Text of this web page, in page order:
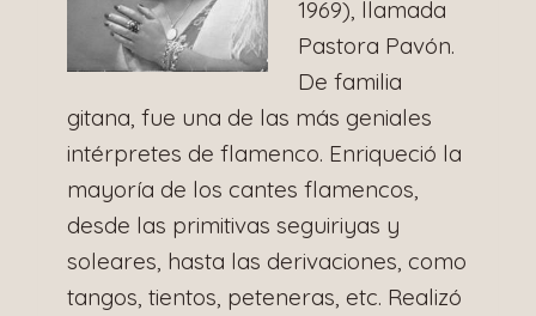
1969), llamada
Pastora Pavón.
De familia
gitana, fue una de las más geniales
intérpretes de flamenco. Enriqueció la
mayoría de los cantes flamencos,
desde las primitivas seguiriyas y
soleares, hasta las derivaciones, como
tangos, tientos, peteneras, etc. Realizó